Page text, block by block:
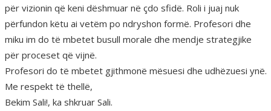
për vizionin që keni dëshmuar në çdo sfidë. Roli i juaj nuk
përfundon këtu ai vetëm po ndryshon formë. Profesori dhe
miku im do të mbetet busull morale dhe mendje strategjike
për proceset që vijnë.
Profesori do të mbetet gjithmonë mësuesi dhe udhëzuesi ynë.
Me respekt të thellë,
Bekim Sali!, ka shkruar Sali.